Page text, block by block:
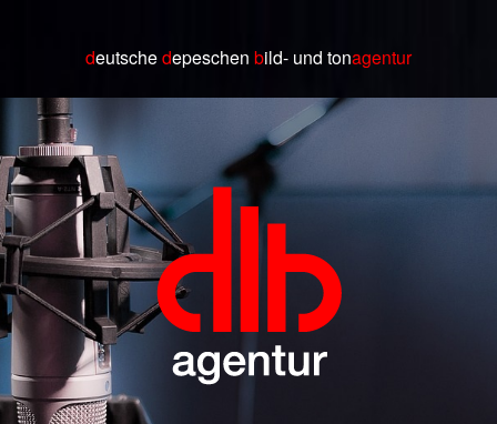
deutschedepeschen bild- und tonagentur